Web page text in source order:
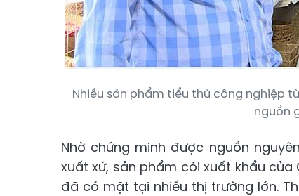
Nhiều sản phẩm tiểu thủ công nghiệp
nguồn
Nhờ chứng minh được nguồn
xuất xứ, sản phẩm cói xuất khẩu của
đã có mặt tại nhiều thị trường lớn.